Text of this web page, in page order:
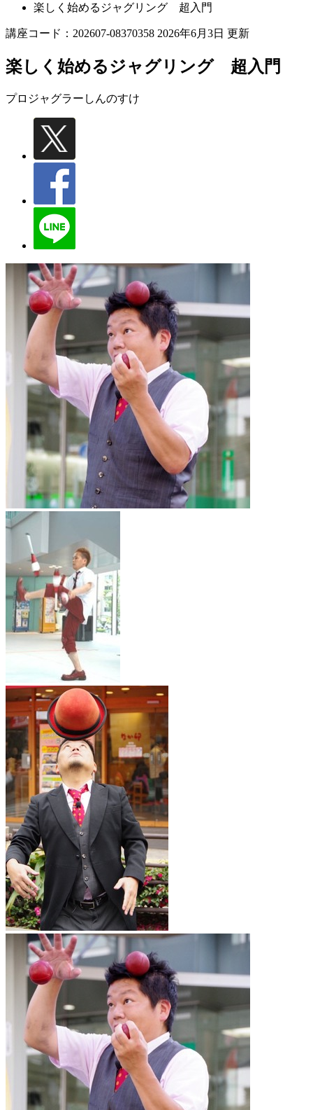
楽しく始めるジャグリング 超入門
講座コード：202607-08370358 2026年6月3日 更新
楽しく始めるジャグリング 超入門
プロジャグラー しんのすけ